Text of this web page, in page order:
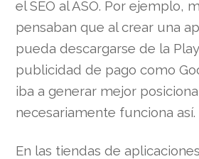
el SEO al ASO. Por ejemplo,
pensaban que al crear una
pueda descargarse de la
publicidad de pago como
iba a generar mejor
necesariamente funciona así.
En las tiendas de